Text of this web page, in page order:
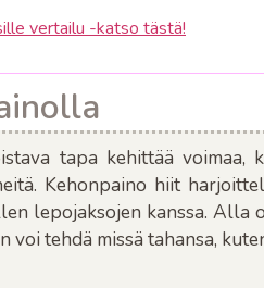
vertailu -katso tästä!
tapa kehittää voimaa,
Kehonpaino hiit
lepojaksojen kanssa. Alla
voi tehdä missä tahansa,